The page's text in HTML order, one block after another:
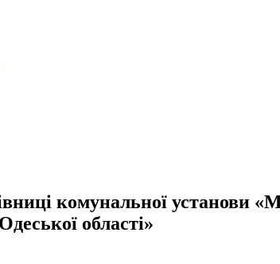
комунальної установи
області»